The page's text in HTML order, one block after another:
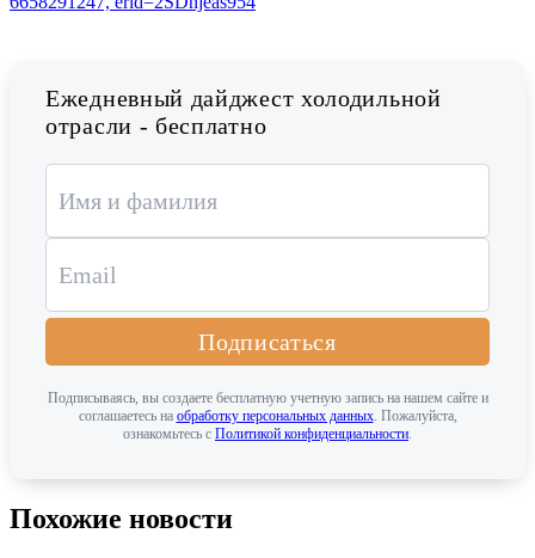
Ежедневный дайджест холодильной
отрасли - бесплатно
Подписаться
Подписываясь, вы создаете бесплатную учетную запись на нашем сайте и
соглашаетесь на обработку персональных данных. Пожалуйста,
ознакомьтесь с Политикой конфиденциальности.
Похожие новости